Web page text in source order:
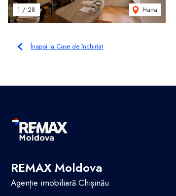
1 / 28 Harta
Înapoi la Case de închiriat
REMAX Moldova
Agenție imobiliară Chișinău